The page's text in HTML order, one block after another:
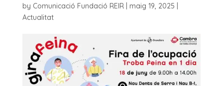
by Comunicació Fundació REIR| maig 19, 2025
Actualitat